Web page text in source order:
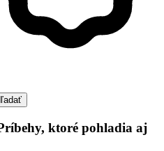
ktoré pohladia aj